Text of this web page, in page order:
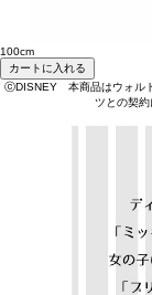
100cm
カートに入れる
ⓒDISNEY 本商品はウォルト
ツとの契約